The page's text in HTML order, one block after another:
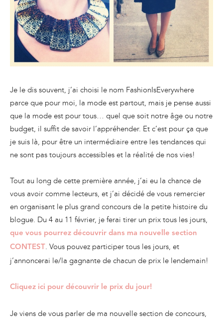
Je le dis souvent, j’ai choisi le nom FashionIsEverywhere
parce que pour moi, la mode est partout, mais je pense aussi
que la mode est pour tous… quel que soit notre âge ou notre
budget, il suffit de savoir l’appréhender. Et c’est pour ça que
je suis là, pour être un intermédiaire entre les tendances qui
ne sont pas toujours accessibles et la réalité de nos vies!
Tout au long de cette première année, j’ai eu la chance de
vous avoir comme lecteurs, et j’ai décidé de vous remercier
en organisant le plus grand concours de la petite histoire du
blogue. Du 4 au 11 février, je ferai tirer un prix tous les jours,
que vous pourrez découvrir dans ma nouvelle section
CONTEST . Vous pouvez participer tous les jours, et
j’annoncerai le/la gagnante de chacun de prix le lendemain!
Cliquez ici pour découvrir le prix du jour!
Je viens de vous parler de ma nouvelle section de concours,